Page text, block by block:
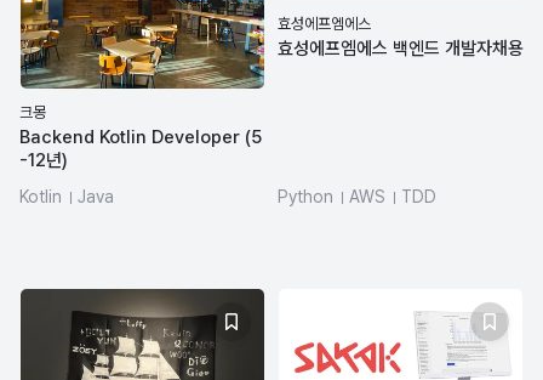
크몽
Backend Kotlin Developer (5
-12년)
Kotlin Java
효성에프엠에스
효성에프엠에스 백엔드 개발자채용
Python AWS TDD